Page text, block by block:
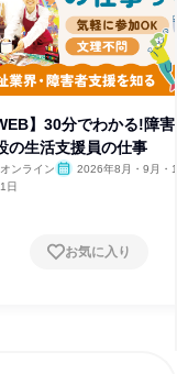
】30分でわかる!障
の生活支援員の仕事
オンライン
2026年8月・9月・
1日
お気に入り